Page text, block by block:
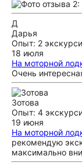
Д
Дарья
Опыт: 2
18 июля
На моторной
Очень
Зотова
Опыт: 4
19 июня
На моторной
рекомендую
максимально